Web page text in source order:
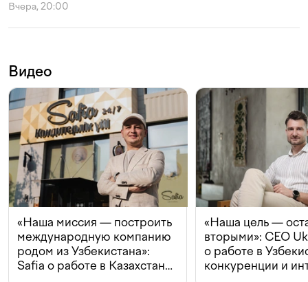
Вчера, 20:00
Видео
«Наша миссия — построить
международную компанию
родом из Узбекистана»:
Safia о работе в Казахстане,
«Наша цель —
вторыми»: CEO
о работе в
конкуренции и